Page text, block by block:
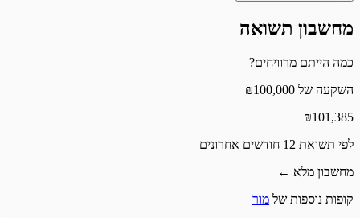
מחשבון תשואה
כמה הייתם מרוויחים?
השקעה של ₪100,000
₪101,385
לפי תשואת 12 חודשים אחרונים
מחשבון מלא ←
קופות נוספות של מור